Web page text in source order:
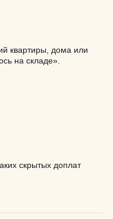
квартиры, дома или
на складе».
скрытых доплат